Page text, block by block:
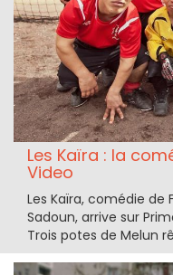
Les Kaïra : la
Video
Les Kaïra, comédie de
Sadoun, arrive sur
Trois potes de Melun